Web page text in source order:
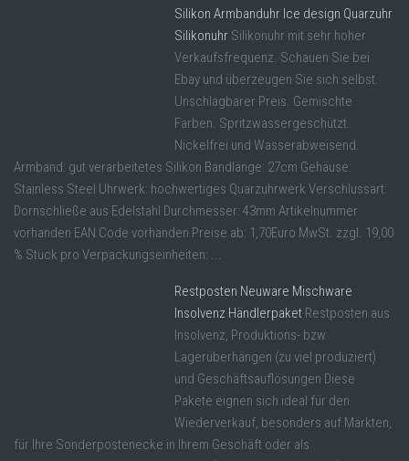
Silikon Armbanduhr Ice design Quarzuhr
Silikonuhr Silikonuhr mit sehr hoher
Verkaufsfrequenz. Schauen Sie bei
Ebay und überzeugen Sie sich selbst.
Unschlagbarer Preis. Gemischte
Farben. Spritzwassergeschützt.
Nickelfrei und Wasserabweisend.
Armband: gut verarbeitetes Silikon Bandlänge: 27cm Gehäuse:
Stainless Steel Uhrwerk: hochwertiges Quarzuhrwerk Verschlussart:
Dornschließe aus Edelstahl Durchmesser: 43mm Artikelnummer
vorhanden EAN Code vorhanden Preise ab: 1,70Euro MwSt. zzgl. 19,00
% Stück pro Verpackungseinheiten: ...
Restposten Neuware Mischware
Insolvenz Händlerpaket Restposten aus
Insolvenz, Produktions- bzw.
Lagerüberhängen (zu viel produziert)
und Geschäftsauflösungen Diese
Pakete eignen sich ideal für den
Wiederverkauf, besonders auf Märkten,
für Ihre Sonderpostenecke in Ihrem Geschäft oder als